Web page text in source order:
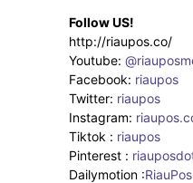
Follow US!
http://riaupos.co/
Youtube:
Facebook: riaupos
Twitter: riaupos
Instagram:
Tiktok : riaupos
Pinterest :
Dailymotion :RiauPos